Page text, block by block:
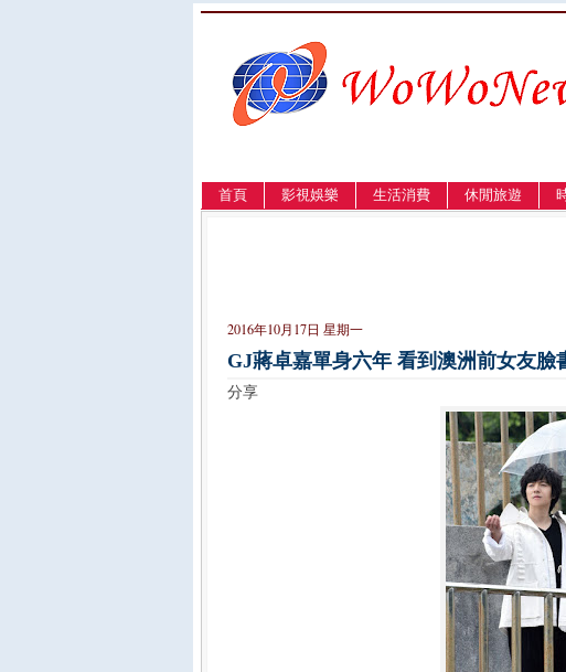
首頁 影視娛樂 生活消費 休閒旅遊
2016年10月17日 星期一
GJ蔣卓嘉單身六年 看到澳洲前女友臉
分享